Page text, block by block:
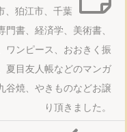
狛江市、千葉
書、経済学、美術書、
ワンピース、おおきく振
夏目友人帳などのマンガ
谷焼、やきものなどお譲
り頂きました。